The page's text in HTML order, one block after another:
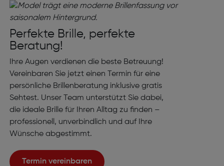
Perfekte Brille, perfekte
Beratung!
Ihre Augen verdienen die beste Betreuung!
Vereinbaren Sie jetzt einen Termin für eine
persönliche Brillenberatung inklusive gratis
Sehtest. Unser Team unterstützt Sie dabei,
die ideale Brille für Ihren Alltag zu finden –
professionell, unverbindlich und auf Ihre
Wünsche abgestimmt.
Termin vereinbaren